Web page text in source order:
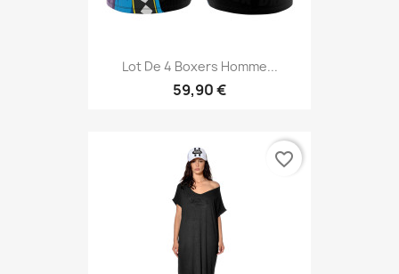
Lot De 4 Boxers Homme...
59,90 €
favorite_border